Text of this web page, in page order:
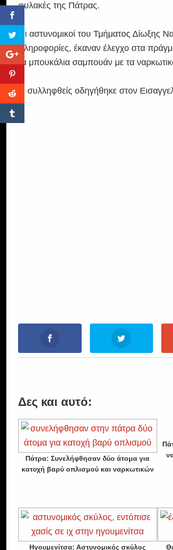
φυλακές της Πάτρας.
Οι αστυνομικοί του Τμήματος Δίωξης
πληροφορίες, έκαναν έλεγχο στα
τα μπουκάλια σαμπουάν με τα
Ο συλληφθείς οδηγήθηκε στον
Δες και αυτό:
Πάτρα: Συνελήφθησαν δύο άτομα για
κατοχή βαρύ οπλισμού και ναρκωτικών
Ηγουμενίτσα: Αστυνομικός σκύλος